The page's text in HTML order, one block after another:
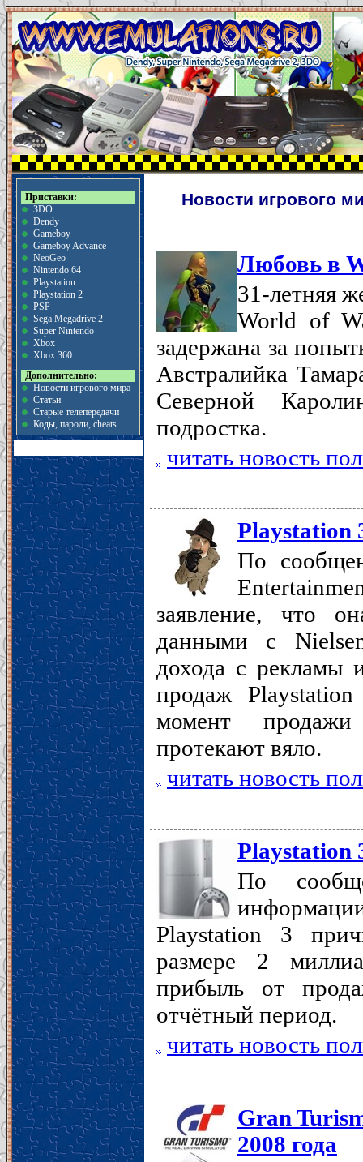
Приставки:
3DO
Dendy
Gameboy
Gameboy Advance
NeoGeo
Nintendo 64
Playstation
Playstation 2
PSP
Sega Megadrive 2
Super Nintendo
Xbox
Xbox 360
Дополнительно:
Новости игрового мира
Статьи
Старые телепередачи
Коды, пароли, cheats
Новости игрового
Любовь в
31-летняя
World of
задержана за
Австралийка
Северной
подростка.
читать новость
Playstation
По
заявление, что
данными с
дохода с рекламы
продаж
момент
протекают вяло.
читать новость
Playstation
По
Playstation 3
размере 2
прибыль от
отчётный период.
читать новость
Gran
2008 года